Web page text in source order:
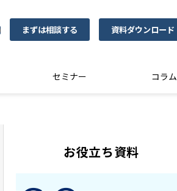
まずは相談する 資料ダウンロード
セミナー コラム
お役立ち資料